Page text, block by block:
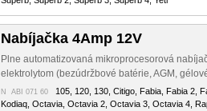
Nabíjačka 4Amp 12V
Plne automatizovaná mikroprocesorová
elektrolytom (bezúdržbové batérie, AGM,
N ABI 071 60 105, 120, 130, Citigo, Fabia, Fabia 2,
Kodiaq, Octavia, Octavia 2, Octavia 3, Octavia 4,